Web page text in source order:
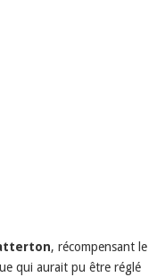
, récompensant le
qui aurait pu être réglé